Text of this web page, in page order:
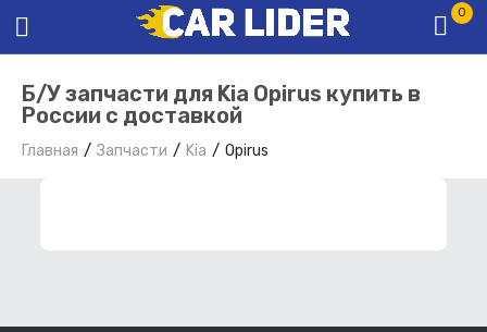
0
Б/У запчасти для Kia Opirus купить в
России с доставкой
Главная Запчасти Kia Opirus